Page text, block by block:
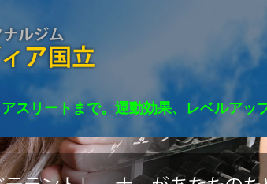
東京都国立市のパーソ
スリートまで。運動効果、レベルアッ